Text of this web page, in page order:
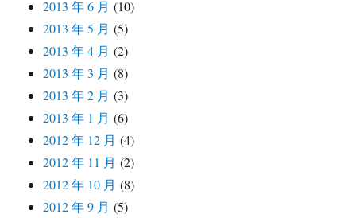
2013 年 6 月 (10)
2013 年 5 月 (5)
2013 年 4 月 (2)
2013 年 3 月 (8)
2013 年 2 月 (3)
2013 年 1 月 (6)
2012 年 12 月 (4)
2012 年 11 月 (2)
2012 年 10 月 (8)
2012 年 9 月 (5)